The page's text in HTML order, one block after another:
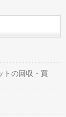
トの回収・買